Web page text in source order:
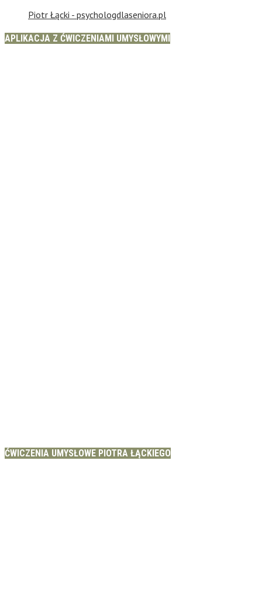
Piotr Łącki - psychologdlaseniora.pl
APLIKACJA Z ĆWICZENIAMI UMYSŁOWYMI
ĆWICZENIA UMYSŁOWE PIOTRA ŁĄCKIEGO